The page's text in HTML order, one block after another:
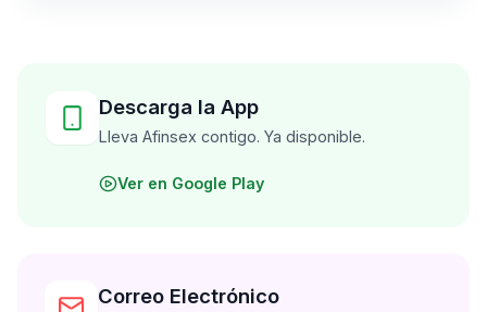
Descarga la App
Lleva Afinsex contigo. Ya disponible.
Ver en Google Play
Correo Electrónico